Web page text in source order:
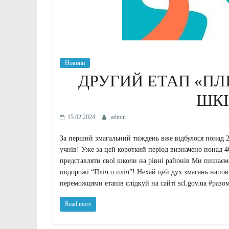
Новини
ДРУГИЙ ЕТАП
15.02.2024 admin
За перший змагальний тиждень вже відбулося понад
учнів! Уже за цей короткий період визначено понад
представляти свої школи на рівні районів Ми
подорожі “Пліч о пліч”! Нехай цей дух змагань
переможцями етапів слідкуй на сайті scl.gov.ua
Read more